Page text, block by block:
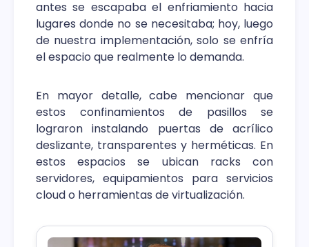
antes se escapaba el enfriamiento hacia
lugares donde no se necesitaba; hoy, luego
de nuestra implementación, solo se enfría
el espacio que realmente lo demanda.
En mayor detalle, cabe mencionar que
estos confinamientos de pasillos se
lograron instalando puertas de acrílico
deslizante, transparentes y herméticas. En
estos espacios se ubican racks con
servidores, equipamientos para servicios
cloud o herramientas de virtualización.